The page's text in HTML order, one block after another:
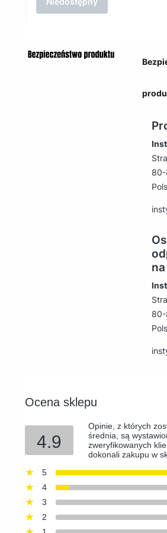
80-
80-
Ocena sklepu
4.9
Opinie, z których
średnia, są
zweryfikowanych
dokonali zakupu w
5
4
3
2